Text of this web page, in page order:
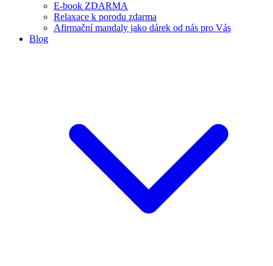
E-book ZDARMA
Relaxace k porodu zdarma
Afirmační mandaly jako dárek od nás pro Vás
Blog